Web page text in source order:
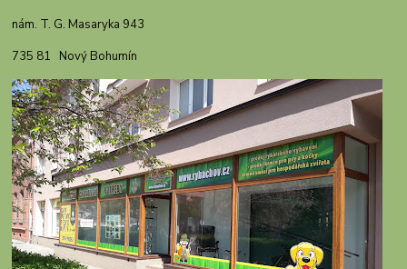
nám. T. G. Masaryka 943
735 81 Nový Bohumín